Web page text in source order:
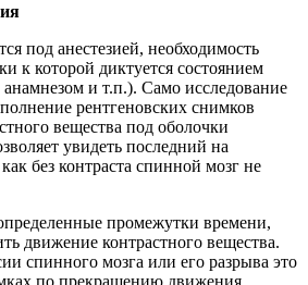
под анестезией, необходимость
к которой диктуется состоянием
и т.п.). Само исследование
рентгеновских снимков
вещества под оболочки
увидеть последний на
без контраста спинной мозг не
промежутки времени,
движение контрастного вещества.
спинного мозга или его разрыва это
по прекращению движения